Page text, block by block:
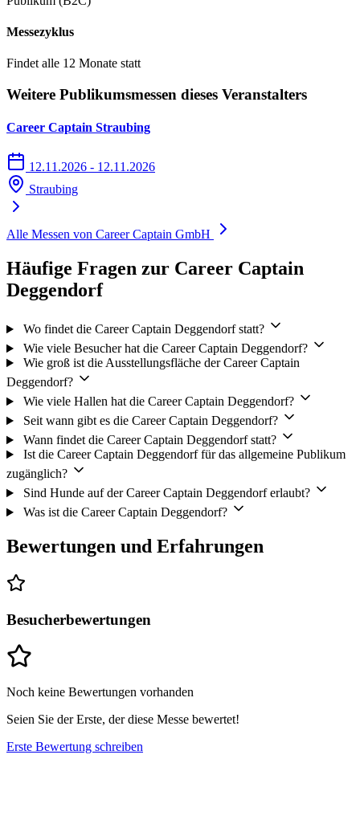
Messezyklus
Findet alle 12 Monate statt
Weitere Publikumsmessen dieses Veranstalters
Career Captain Straubing
12.11.2026 - 12.11.2026
Straubing
Alle Messen von Career Captain GmbH
Häufige Fragen zur Career Captain
Deggendorf
Wo findet die Career Captain Deggendorf statt?
Wie viele Besucher hat die Career Captain Deggendorf?
Wie groß ist die Ausstellungsfläche der Career Captain
Deggendorf?
Wie viele Hallen hat die Career Captain Deggendorf?
Seit wann gibt es die Career Captain Deggendorf?
Wann findet die Career Captain Deggendorf statt?
Ist die Career Captain Deggendorf für das allgemeine Publikum
zugänglich?
Sind Hunde auf der Career Captain Deggendorf erlaubt?
Was ist die Career Captain Deggendorf?
Bewertungen und Erfahrungen
Besucherbewertungen
Noch keine Bewertungen vorhanden
Seien Sie der Erste, der diese Messe bewertet!
Erste Bewertung schreiben